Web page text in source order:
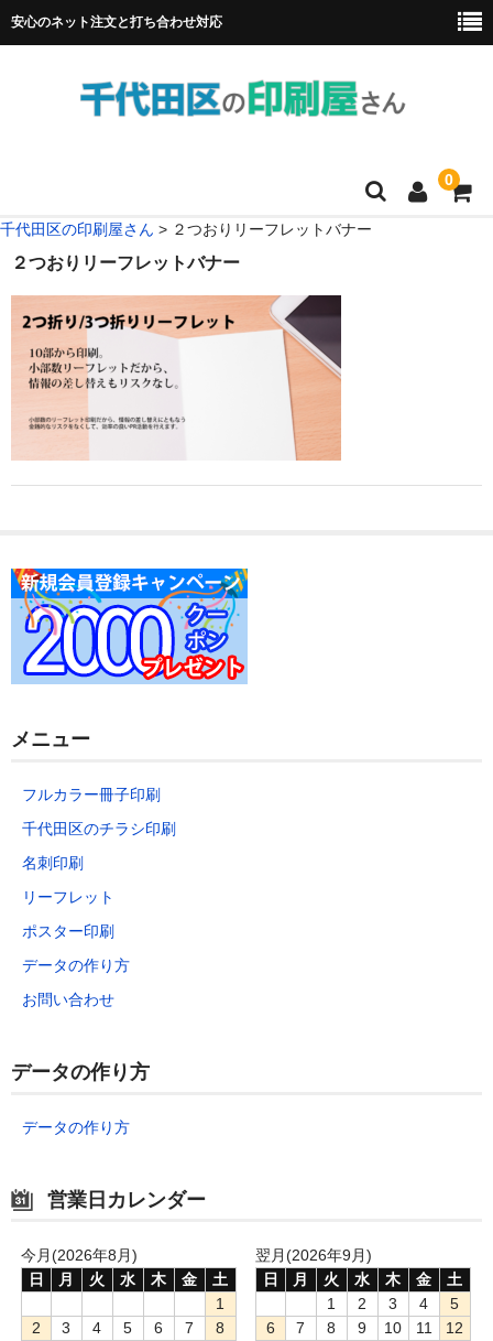
安心のネット注文と打ち合わせ対応
0
フルカラー冊子印刷
名刺
リーフレット
お問い合わせ
千代田区の印刷屋さん > ２つおりリーフレットバナー
２つおりリーフレットバナー
メニュー
フルカラー冊子印刷
千代田区のチラシ印刷
名刺印刷
リーフレット
ポスター印刷
データの作り方
お問い合わせ
データの作り方
データの作り方
営業日カレンダー
今月(2026年8月)
日
月 火 水 木 金
土
1
2
3 4 5 6 7
8
翌月(2026年9月)
日
月 火 水 木 金
土
1
2 3 4
5
6
7 8 9 10 11
12